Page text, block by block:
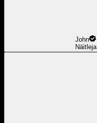
John
Näitleja